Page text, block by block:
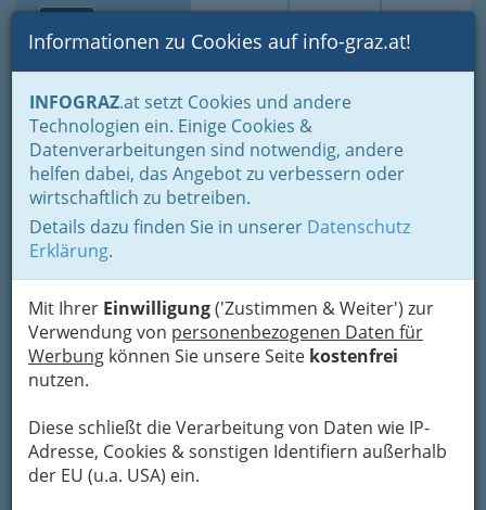
Suche Login Toggle
Informationen zu Cookies auf info-graz.at!
INFOGRAZ.at setzt Cookies und andere
Technologien ein. Einige Cookies &
Datenverarbeitungen sind notwendig, andere
helfen dabei, das Angebot zu verbessern oder
wirtschaftlich zu betreiben.
Details dazu finden Sie in unserer Datenschutz
Erklärung.
Mit Ihrer Einwilligung('Zustimmen & Weiter') zur
Verwendung von personenbezogenen Daten für
Werbung können Sie unsere Seite kostenfrei
nutzen.
Diese schließt die Verarbeitung von Daten wie IP-
Adresse, Cookies & sonstigen Identifiern außerhalb
der EU (u.a. USA) ein.
Home Branchen
Österreichische
Hausfrauen-Union
Schmiedgasse 21, 8010 Graz
+43 316 829 034
Karte